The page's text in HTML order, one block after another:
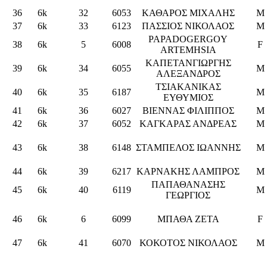
36 6k 32 6053 ΚΑΘΑΡΟΣ ΜΙΧΑΛΗΣ
M
37
6k 33 6123 ΠΑΣΣΙΟΣ ΝΙΚΟΛΑΟΣ
M
38
6k 5 6008
PAPADOGERGOY
ΑRTEMHSIA
F
39 6k 34 6055
ΚΑΠΕΤΑΝΓΙΩΡΓΗΣ
ΑΛΕΞΑΝΔΡΟΣ
M
40 6k 35 6187
ΤΣΙΑΚΑΝΙΚΑΣ
ΕΥΘΥΜΙΟΣ
M
41
6k 36 6027 ΒΙΕΝΝΑΣ ΦΙΛΙΠΠΟΣ
M
42
6k 37 6052 ΚΑΓΚΑΡΑΣ ΑΝΔΡΕΑΣ M
43 6k 38 6148 ΣΤΑΜΠΕΛΟΣ ΙΩΑΝΝΗΣ M
44 6k 39 6217 ΚΑΡΝΑΚΗΣ ΛΑΜΠΡΟΣ
M
45
6k 40 6119
ΠΑΠΑΘΑΝΑΣΗΣ
ΓΕΩΡΓΙΟΣ
M
46 6k 6 6099 ΜΠΑΘΑ ΖΕΤΑ F
47 6k 41 6070 ΚΟΚΟΤΟΣ ΝΙΚΟΛΑΟΣ M